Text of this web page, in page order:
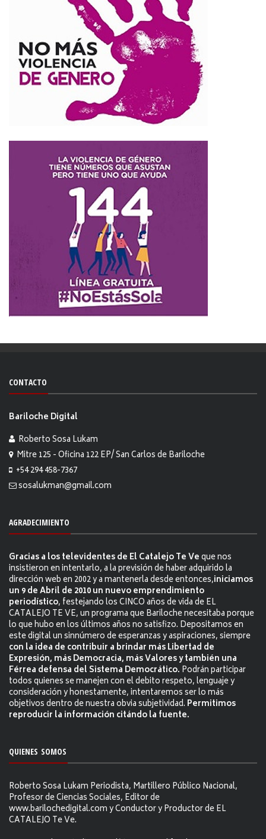
CONTACTO
Bariloche Digital
Roberto Sosa Lukam
Mitre 125 - Oficina 122 EP/ San Carlos de Bariloche
+54 294 458-7367
sosalukman@gmail.com
AGRADECIMIENTO
Gracias a los televidentes de El Catalejo Te Veque nos
insistieron en intentarlo, a la previsión de haber adquirido la
dirección web en 2002 y a mantenerla desde entonces,iniciamos
un 9 de Abril de 2010 un nuevo emprendimiento
periodístico, festejando los CINCO años de vida de EL
CATALEJO TE VE, un programa que Bariloche necesitaba porque
lo que hubo en los últimos años no satisfizo. Depositamos en
este digital un sinnúmero de esperanzas y aspiraciones, siempre
con la idea de contribuir a brindar más Libertad de
Expresión, más Democracia, más Valores y también una
Férrea defensa del Sistema Democrático. Podrán participar
todos quienes se manejen con el debito respeto, lenguaje y
consideración y honestamente, intentaremos ser lo más
objetivos dentro de nuestra obvia subjetividad. Permitimos
reproducir la información citándo la fuente.
QUIENES SOMOS
Roberto Sosa Lukam Periodista, Martillero Público Nacional,
Profesor de Ciencias Sociales, Editor de
www.barilochedigital.com y Conductor y Productor de EL
CATALEJO Te Ve.